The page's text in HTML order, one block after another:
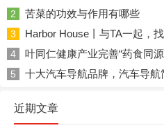
2 苦菜的功效与作用有哪些
3 Harbor House丨与TA一起，
4 叶同仁健康产业完善“药食同
5 十大汽车导航品牌，汽车导航
近期文章